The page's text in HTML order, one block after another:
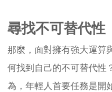
尋找不可替代性
那麼，面對擁有強大運算
何找到自己的不可替代性
為，年輕人首要任務是開